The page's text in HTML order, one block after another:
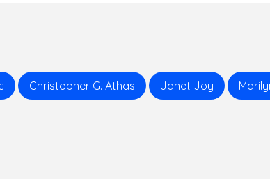
Christopher G. Athas Janet Joy